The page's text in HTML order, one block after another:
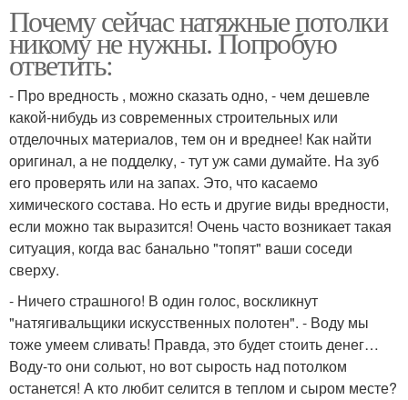
Почему сейчас натяжные потолки
никому не нужны. Попробую
ответить:
- Про вредность , можно сказать одно, - чем дешевле
какой-нибудь из современных строительных или
отделочных материалов, тем он и вреднее! Как найти
оригинал, а не подделку, - тут уж сами думайте. На зуб
его проверять или на запах. Это, что касаемо
химического состава. Но есть и другие виды вредности,
если можно так выразится! Очень часто возникает такая
ситуация, когда вас банально "топят" ваши соседи
сверху.
- Ничего страшного! В один голос, воскликнут
"натягивальщики искусственных полотен". - Воду мы
тоже умеем сливать! Правда, это будет стоить денег…
Воду-то они сольют, но вот сырость над потолком
останется! А кто любит селится в теплом и сыром месте?